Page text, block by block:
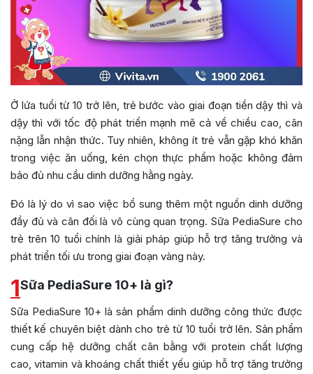
Ở lứa tuổi từ 10 trở lên, trẻ bước vào giai đoạn tiền dậy thì và
dậy thì với tốc độ phát triển mạnh mẽ cả về chiều cao, cân
nặng lẫn nhận thức. Tuy nhiên, không ít trẻ vẫn gặp khó khăn
trong việc ăn uống, kén chọn thực phẩm hoặc không đảm
bảo đủ nhu cầu dinh dưỡng hằng ngày.
Đó là lý do vì sao việc bổ sung thêm một nguồn dinh dưỡng
đầy đủ và cân đối là vô cùng quan trọng. Sữa PediaSure cho
trẻ trên 10 tuổi chính là giải pháp giúp hỗ trợ tăng trưởng và
phát triển tối ưu trong giai đoạn vàng này.
1Sữa PediaSure 10+ là gì?
Sữa PediaSure 10+ là sản phẩm dinh dưỡng công thức được
thiết kế chuyên biệt dành cho trẻ từ 10 tuổi trở lên. Sản phẩm
cung cấp hệ dưỡng chất cân bằng với protein chất lượng
cao, vitamin và khoáng chất thiết yếu giúp hỗ trợ tăng trưởng